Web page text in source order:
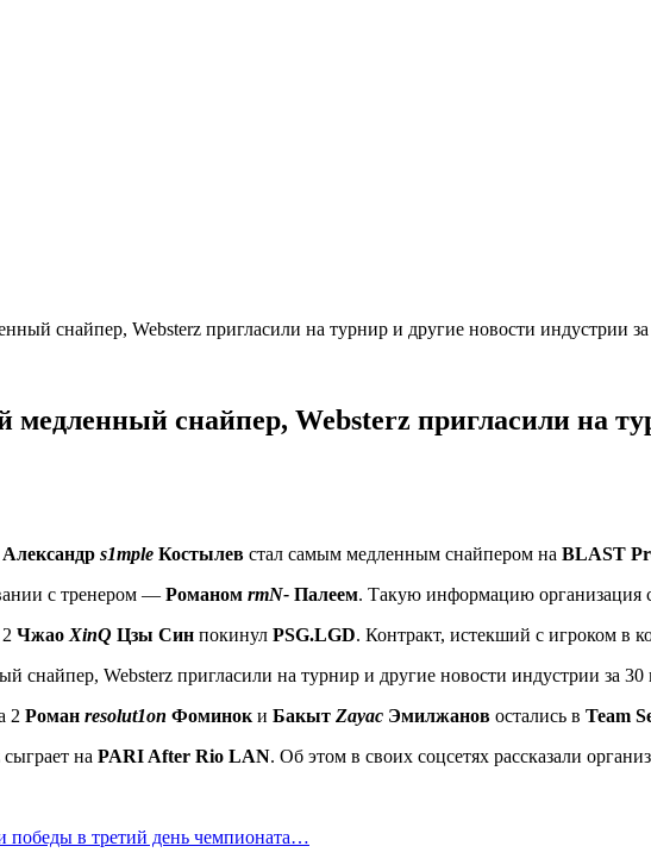
снайпер, Websterz пригласили на турнир и другие новости индустрии
медленный снайпер, Websterz пригласили на
Александр s1mple Костылев стал самым медленным снайпером на BLAST
с тренером — Романом rmN- Палеем. Такую информацию организация
Чжао XinQ Цзы Син покинул PSG.LGD. Контракт, истекший с игроком в
2 Роман resolut1on Фоминок и Бакыт Zayac Эмилжанов остались в Team
сыграет на PARI After Rio LAN. Об этом в своих соцсетях рассказали
в третий день чемпионата…